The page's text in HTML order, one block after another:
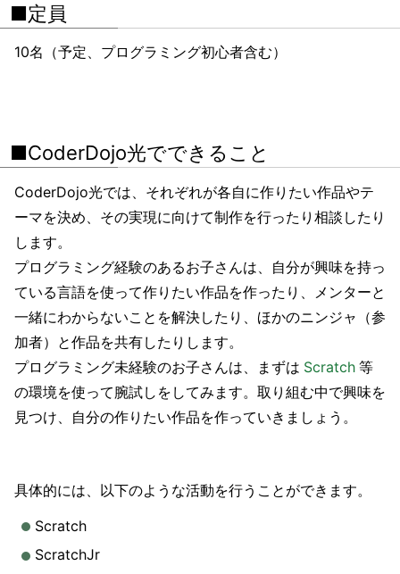
■定員
10名（予定、プログラミング初心者含む）
■CoderDojo光でできること
CoderDojo光では、それぞれが各自に作りたい作品やテ
ーマを決め、その実現に向けて制作を行ったり相談したり
します。
プログラミング経験のあるお子さんは、自分が興味を持っ
ている言語を使って作りたい作品を作ったり、メンターと
一緒にわからないことを解決したり、ほかのニンジャ（参
加者）と作品を共有したりします。
プログラミング未経験のお子さんは、まずは Scratch 等
の環境を使って腕試しをしてみます。取り組む中で興味を
見つけ、自分の作りたい作品を作っていきましょう。
具体的には、以下のような活動を行うことができます。
Scratch
ScratchJr